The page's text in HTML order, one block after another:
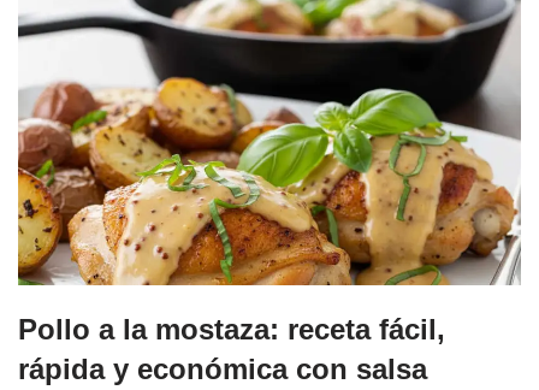
Pollo a la mostaza: receta fácil,
rápida y económica con salsa